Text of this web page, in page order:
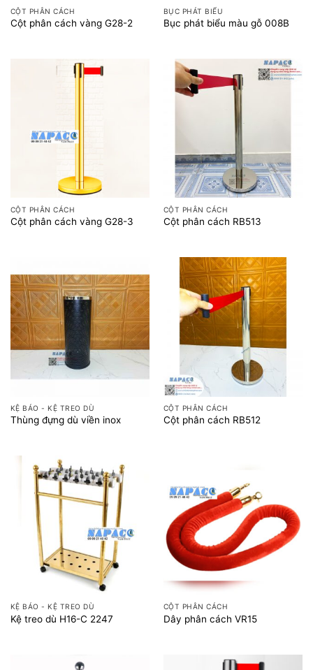
CỘT PHÂN CÁCH
Cột phân cách vàng G28-2
BỤC PHÁT BIỂU
Bục phát biểu màu gỗ 008B
CỘT PHÂN CÁCH
Cột phân cách vàng G28-3
CỘT PHÂN CÁCH
Cột phân cách RB513
KỆ BÁO - KỆ TREO DÙ
Thùng đựng dù viền inox
CỘT PHÂN CÁCH
Cột phân cách RB512
KỆ BÁO - KỆ TREO DÙ
Kệ treo dù H16-C 2247
CỘT PHÂN CÁCH
Dây phân cách VR15